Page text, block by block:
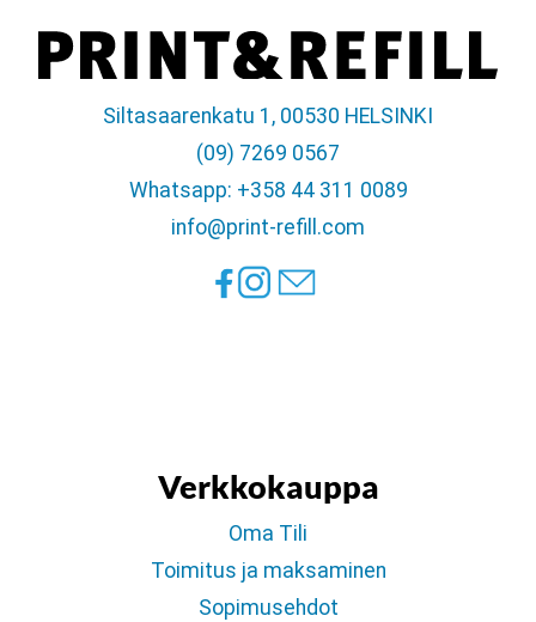
Siltasaarenkatu 1, 00530 HELSINKI
(09) 7269 0567
Whatsapp: +358 44 311 0089
info@print-refill.com
Verkkokauppa
Oma Tili
Toimitus ja maksaminen
Sopimusehdot